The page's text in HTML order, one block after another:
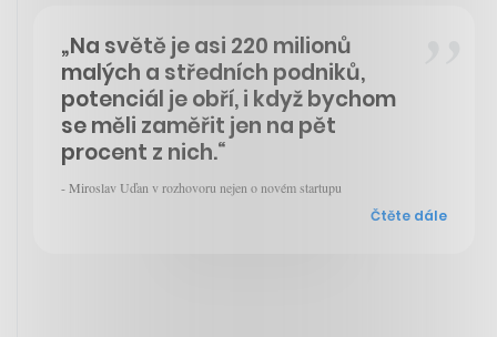
„Na světě je asi 220 milionů
malých a středních podniků,
potenciál je obří, i když bychom
se měli zaměřit jen na pět
procent z nich.“
- Miroslav Uďan v rozhovoru nejen o novém startupu
Čtěte dále